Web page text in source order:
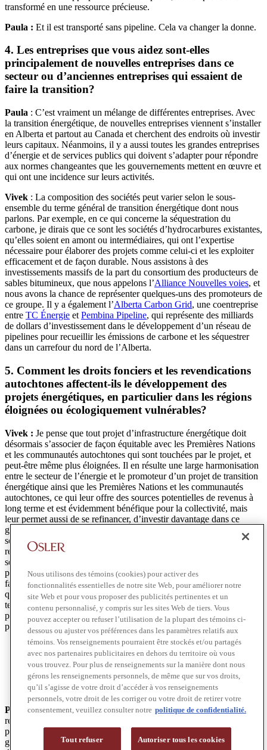
transformé en une ressource précieuse.
Paula : Et il est transporté sans pipeline. Cela va changer la donne.
4. Les entreprises que vous aidez sont-elles
principalement de nouvelles entreprises dans ce
secteur ou d’anciennes entreprises qui essaient de
faire la transition?
Paula : C’est vraiment un mélange de différentes entreprises. Avec
la transition énergétique, de nouvelles entreprises viennent s’installer
en Alberta et partout au Canada et cherchent des endroits où investir
leurs capitaux. Néanmoins, il y a aussi toutes les grandes entreprises
d’énergie et de services publics qui doivent s’adapter pour répondre
aux normes changeantes que les gouvernements mettent en œuvre et
qui ont une incidence sur leurs activités.
Vivek : La composition des sociétés peut varier selon le sous-
ensemble du terme général de transition énergétique dont nous
parlons. Par exemple, en ce qui concerne la séquestration du
carbone, je dirais que ce sont les sociétés d’hydrocarbures existantes,
qu’elles soient en amont ou intermédiaires, qui ont l’expertise
nécessaire pour élaborer des projets comme celui-ci et les exploiter
efficacement et de façon durable. Nous assistons à des
investissements massifs de la part du consortium des producteurs de
sables bitumineux, que nous appelons l’Alliance Nouvelles voies, et
nous avons la chance de représenter quelques-uns des promoteurs de
ce groupe. Il y a également l’Alberta Carbon Grid, une coentreprise
entre TC Énergie et Pembina Pipeline, qui représente des milliards
de dollars d’investissement dans le développement d’un réseau de
pipelines pour recueillir les émissions de carbone et les séquestrer
dans un carrefour du nord de l’Alberta.
5. Comment les droits fonciers et les revendications
autochtones affectent-ils le développement des
projets énergétiques, en particulier dans les régions
éloignées ou écologiquement vulnérables?
Vivek : Je pense que tout projet d’infrastructure énergétique doit
désormais s’associer de façon équitable avec les Premières Nations
et les communautés autochtones qui sont touchées par le projet, et
peut-être même plus éloignées. Il en résulte une large harmonisation
entre le secteur de l’énergie et le promoteur d’un projet de transition
énergétique ainsi que les Premières Nations et les communautés
autochtones, ce qui leur offre des sources potentielles de revenus à
long terme et est évidemment bénéfique pour la collectivité, mais
leur permet aussi de se refinancer, d’investir davantage dans ce
genre de projets et de renforcer leur capacité à y prendre part. Nous
sommes passés presque exclusivement d’un modèle sur les
répercussions et les avantages à un modèle où les Premières Nations
se voient offrir un certain pourcentage de participation dans un
projet et peuvent avoir une influence directe et significative sur la
façon dont le projet est géré, particulièrement en ce qui concerne les
questions de durabilité environnementale et culturelle. En même
temps, le promoteur du projet bénéficie d’une certitude, d’un bon
partenaire et d’une relation beaucoup moins conflictuelle que par le
passé.
Je pense que tout projet d’infrastructure énergétique
doit désormais s’associer de façon équitable avec les
Premières Nations et les communautés autochtones qui
sont touchées par le projet, et peut-être même plus
éloignées.
Paula :J’ai beaucoup de clients qui parlent de l’importance de la
réconciliation et du fait qu’ils cherchent vraiment à établir des
partenariats dans le cadre de leur soutien à la réconciliation avec les
groupes autochtones. Bon nombre d’entreprises s’intéressent
Nous utilisons des témoins (cookies) pour activer des
fonctionnalités essentielles de notre site Web, pour améliorer notre
site Web et pour vous proposer des publicités pertinentes et un
contenu personnalisé, y compris sur les sites Web de tiers. Vous
pouvez accepter ou refuser l’utilisation de la plupart des témoins ci-
dessous ou ajuster vos préférences dans les paramètres relatifs aux
témoins. Vos renseignements pourraient être stockés et/ou partagés
avec nos partenaires publicitaires en dehors du territoire où vous
vous trouvez. Pour plus de renseignements sur la manière dont nous
gérons les renseignements personnels, de même que sur vos droits,
qu’il s’agisse de votre droit d’accéder à vos renseignements
personnels, votre droit de les corriger ou votre droit de retirer votre
consentement, veuillez consulter notre politique de confidentialité.
Tout refuser Autoriser tous les cookies